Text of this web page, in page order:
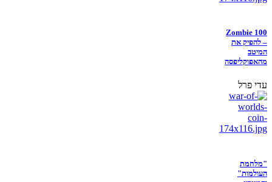
Zombie 100
– להפיק את
המיטב
מהאפוקליפסה
עדי פרל
"מלחמת
העולמות"